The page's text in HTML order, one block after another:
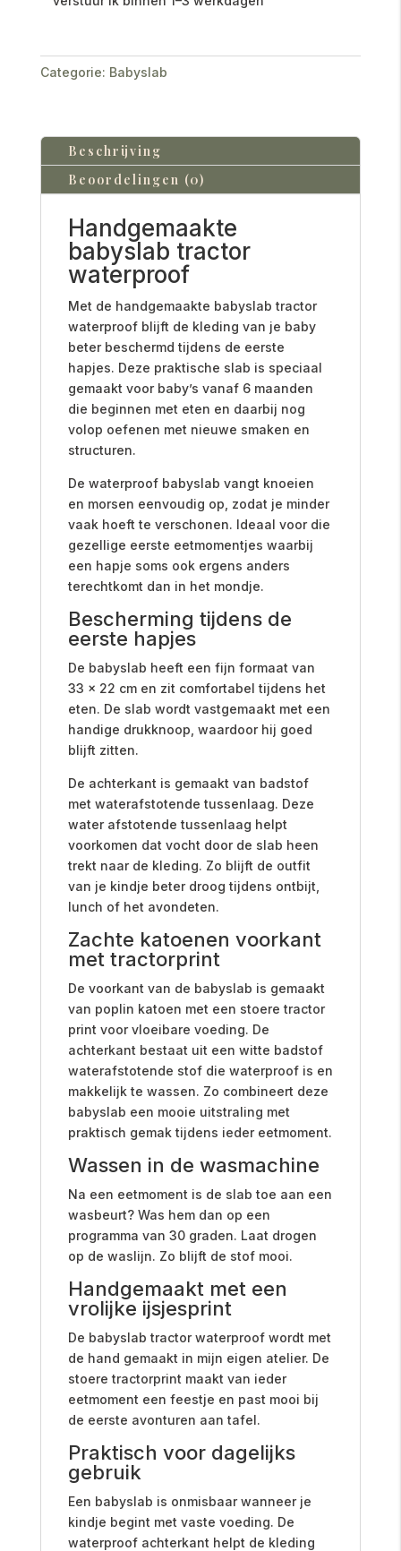
Categorie: Babyslab
Beschrijving
Beoordelingen (0)
Handgemaakte
babyslab tractor
waterproof
Met de handgemaakte babyslab tractor
waterproof blijft de kleding van je baby
beter beschermd tijdens de eerste
hapjes. Deze praktische slab is speciaal
gemaakt voor baby’s vanaf 6 maanden
die beginnen met eten en daarbij nog
volop oefenen met nieuwe smaken en
structuren.
De waterproof babyslab vangt knoeien
en morsen eenvoudig op, zodat je minder
vaak hoeft te verschonen. Ideaal voor die
gezellige eerste eetmomentjes waarbij
een hapje soms ook ergens anders
terechtkomt dan in het mondje.
Bescherming tijdens de
eerste hapjes
De babyslab heeft een fijn formaat van
33 x 22 cm en zit comfortabel tijdens het
eten. De slab wordt vastgemaakt met een
handige drukknoop, waardoor hij goed
blijft zitten.
De achterkant is gemaakt van badstof
met waterafstotende tussenlaag. Deze
water afstotende tussenlaag helpt
voorkomen dat vocht door de slab heen
trekt naar de kleding. Zo blijft de outfit
van je kindje beter droog tijdens ontbijt,
lunch of het avondeten.
Zachte katoenen voorkant
met tractorprint
De voorkant van de babyslab is gemaakt
van poplin katoen met een stoere tractor
print voor vloeibare voeding. De
achterkant bestaat uit een witte badstof
waterafstotende stof die waterproof is en
makkelijk te wassen. Zo combineert deze
babyslab een mooie uitstraling met
praktisch gemak tijdens ieder eetmoment.
Wassen in de wasmachine
Na een eetmoment is de slab toe aan een
wasbeurt? Was hem dan op een
programma van 30 graden. Laat drogen
op de waslijn. Zo blijft de stof mooi.
Handgemaakt met een
vrolijke ijsjesprint
De babyslab tractor waterproof wordt met
de hand gemaakt in mijn eigen atelier. De
stoere tractorprint maakt van ieder
eetmoment een feestje en past mooi bij
de eerste avonturen aan tafel.
Praktisch voor dagelijks
gebruik
Een babyslab is onmisbaar wanneer je
kindje begint met vaste voeding. De
waterproof achterkant helpt de kleding